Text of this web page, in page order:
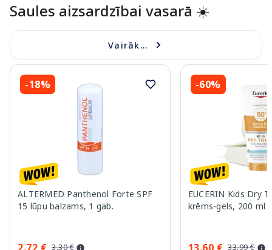
Saules aizsardzībai vasarā ☀️
Vairāk...
-18%
ALTERMED Panthenol Forte SPF
15 lūpu balzams, 1 gab.
3.30 €
-60%
EUCERIN Kids Dry
krēms-gels, 200 ml
33.99 €